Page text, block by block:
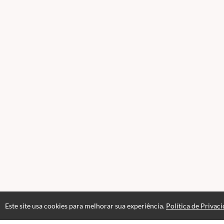
Este site usa cookies para melhorar sua experiência. Política de